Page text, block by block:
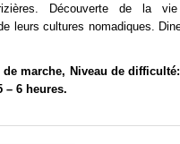
Découverte de la
leurs cultures nomadiques.
de marche, Niveau de
– 6 heures.